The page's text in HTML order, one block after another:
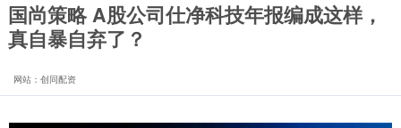
国尚策略 A股公司仕净科技年报编成这样，
真自暴自弃了？
网站：创同配资